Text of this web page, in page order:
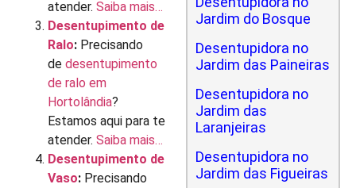
atender. Saiba mais…
Desentupimento de
Ralo: Precisando
de desentupimento
de ralo em
Hortolândia?
Estamos aqui para te
atender. Saiba mais…
Desentupimento de
Vaso: Precisando
Jardim do Bosque
Desentupidora no
Jardim das Paineiras
Desentupidora no
Jardim das
Laranjeiras
Desentupidora no
Jardim das Figueiras